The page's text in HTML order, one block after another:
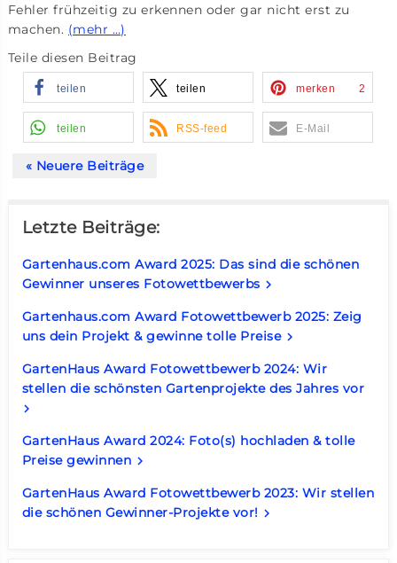
Fehler frühzeitig zu erkennen oder gar nicht erst zu
machen. (mehr …)
Teile diesen Beitrag
teilen teilen merken 2
teilen RSS-feed E-Mail
« Neuere Beiträge
Letzte Beiträge:
Gartenhaus.com Award 2025: Das sind die schönen
Gewinner unseres Fotowettbewerbs keyboard_arrow_right
Gartenhaus.com Award Fotowettbewerb 2025: Zeig
uns dein Projekt & gewinne tolle Preisekeyboard_arrow_right
GartenHaus Award Fotowettbewerb 2024: Wir
stellen die schönsten Gartenprojekte des Jahres vor
keyboard_arrow_right
GartenHaus Award 2024: Foto(s) hochladen & tolle
Preise gewinnen keyboard_arrow_right
GartenHaus Award Fotowettbewerb 2023: Wir stellen
die schönen Gewinner-Projekte vor! keyboard_arrow_right